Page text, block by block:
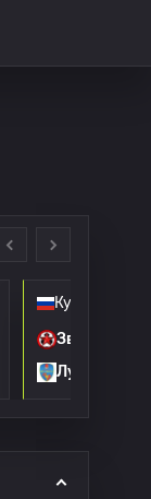
Кубок
Звезда
Луки-